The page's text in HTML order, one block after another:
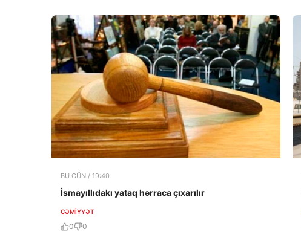
BU GÜN / 19:40
İsmayıllıdakı yataq hərraca çıxarılır
CƏMIYYƏT
0 0